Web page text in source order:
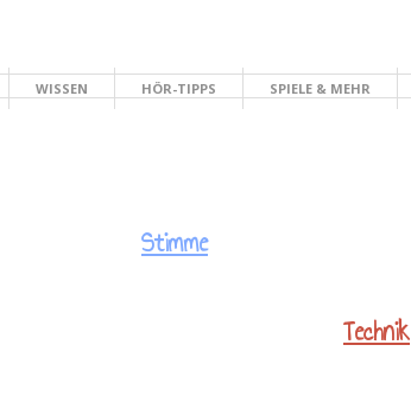
WISSEN HÖR-TIPPS SPIELE & MEHR
Stimme
Technik